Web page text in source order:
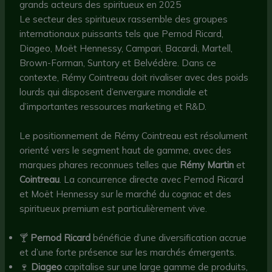
grands acteurs des spiritueux en 2025
Le secteur des spiritueux rassemble des groupes
internationaux puissants tels que Pernod Ricard,
Diageo, Moët Hennessy, Campari, Bacardi, Martell,
Brown-Forman, Suntory et Belvédère. Dans ce
contexte, Rémy Cointreau doit rivaliser avec des poids
lourds qui disposent d’envergure mondiale et
d’importantes ressources marketing et R&D.
Le positionnement de Rémy Cointreau est résolument
orienté vers le segment haut de gamme, avec des
marques phares reconnues telles que Rémy Martin et
Cointreau. La concurrence directe avec Pernod Ricard
et Moët Hennessy sur le marché du cognac et des
spiritueux premium est particulièrement vive.
🍸 Pernod Ricard bénéficie d’une diversification accrue
et d’une forte présence sur les marchés émergents.
🍷 Diageo capitalise sur une large gamme de produits,